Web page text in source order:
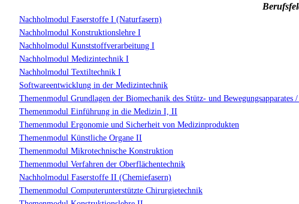
Nachholmodul Faserstoffe I (Naturfasern)
Nachholmodul Konstruktionslehre I
Nachholmodul Kunststoffverarbeitung I
Nachholmodul Medizintechnik I
Nachholmodul Textiltechnik I
Softwareentwicklung in der Medizintechnik
Themenmodul Grundlagen der Biomechanik des Stütz- und
Themenmodul Einführung in die Medizin I, II
Themenmodul Ergonomie und Sicherheit von Medizinprodukten
Themenmodul Künstliche Organe II
Themenmodul Mikrotechnische Konstruktion
Themenmodul Verfahren der Oberflächentechnik
Nachholmodul Faserstoffe II (Chemiefasern)
Themenmodul Computerunterstützte Chirurgietechnik